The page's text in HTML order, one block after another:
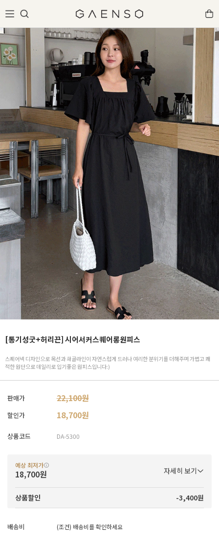
[통기성굿+허리끈] 시어서커스퀘어롱원피스
스퀘어넥 디자인으로 목선과 쇄골라인이 자연스럽게 드러나 여리한 분위기를 더해주며 가볍고 쾌
적한 원단으로 데일리로 입기좋은 원피스입니다:)
판매가 22,100원
할인가 18,700원
상품코드 DA-5300
예상 최저가
18,700원 자세히 보기
상품할인 -3,400원
배송비 (조건) 배송비를 확인하세요